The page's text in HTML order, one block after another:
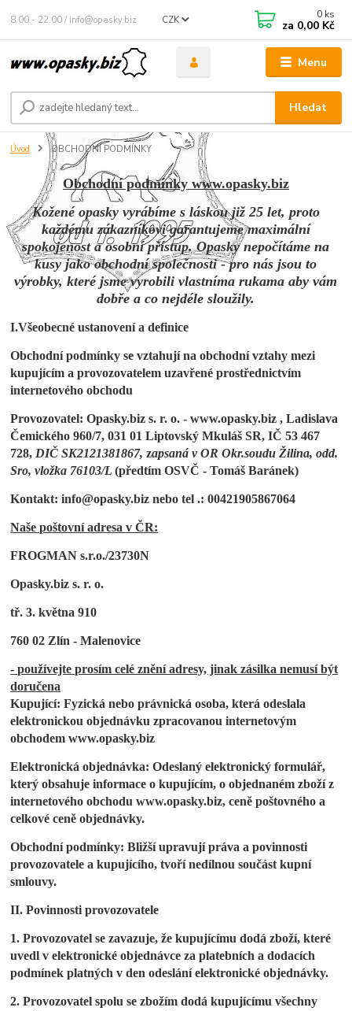
Menu
CZK
Hledat
8.00 - 22.00 / info@opasky.biz 0 ks
za 0,00 Kč
Úvod OBCHODNÍ PODMÍNKY
Obchodní podmínky www.opasky.biz
Kožené opasky vyrábíme s láskou již 25 let, proto
každému zákazníkovi garantujeme maximální
spokojenost a osobní přístup. Opasky nepočítáme na
kusy jako obchodní společnosti - pro nás jsou to
výrobky, které jsme vyrobili vlastníma rukama aby vám
dobře a co nejdéle sloužily.
I.Všeobecné ustanovení a definice
Obchodní podmínky se vztahují na obchodní vztahy mezi
kupujícím a provozovatelem uzavřené prostřednictvím
internetového obchodu
Provozovatel:Opasky.biz s. r. o. - www.opasky.biz , Ladislava
Čemického 960/7, 031 01 Liptovský Mkuláš SR, IČ 53 467
728, DIČ SK2121381867,zapsaná v OR Okr.soudu Žilina, odd.
Sro, vložka 76103/L(předtím OSVČ -Tomáš Baránek)
Kontakt: info@opasky.biz nebo tel .: 00421905867064
Naše poštovní adresa v ČR:
FROGMAN s.r.o./23730N
Opasky.biz s. r. o.
tř. 3. května 910
760 02 Zlín - Malenovice
-používejte prosím celé znění adresy, jinak zásilka nemusí být
doručena
Kupující: Fyzická nebo právnická osoba, která odeslala
elektronickou objednávku zpracovanou internetovým
obchodem www.opasky.biz
Elektronická objednávka: Odeslaný elektronický formulář,
který obsahuje informace o kupujícím, o objednaném zboží z
internetového obchodu www.opasky.biz, ceně poštovného a
celkové ceně objednávky.
Obchodní podmínky: Bližší upravují práva a povinnosti
provozovatele a kupujícího, tvoří nedílnou součást kupní
smlouvy.
II. Povinnosti provozovatele
1. Provozovatel se zavazuje, že kupujícímu dodá zboží, které
uvedl v elektronické objednávce za platebních a dodacích
podmínek platných v den odeslání elektronické objednávky.
2. Provozovatel spolu se zbožím dodá kupujícímu všechny